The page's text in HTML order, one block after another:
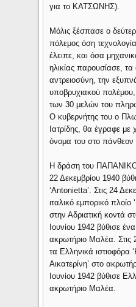
για το ΚΑΤΣΩΝΗΣ).
Μόλις ξέσπασε ο
πόλεμος όση
έλειπε, και όσα
ηλικίας παρουσίασε,
αντρειοσύνη, την
υποβρυχιακού
των 30 μελών του
Ο κυβερνήτης του ο
Ιατρίδης, θα έγραφε
όνομα του στο
Η δράση του
22 Δεκεμβρίου 1940
‘Antonietta’. Στις 24
ιταλικό εμπορικό
στην Αδριατική κοντά
Ιουνίου 1942 βύθισε
ακρωτήριο Μαλέα. Στις
τα Ελληνικά ιστιοφόρα
Αικατερίνη’ στο
Ιουνίου 1942 βύθισε
ακρωτήριο Μαλέα.